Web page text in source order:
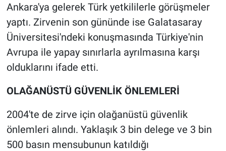
Ankara'ya gelerek Türk yetkililerle görüşmeler
yaptı. Zirvenin son gününde ise Galatasaray
Üniversitesi'ndeki konuşmasında Türkiye'nin
Avrupa ile yapay sınırlarla ayrılmasına karşı
olduklarını ifade etti.
OLAĞANÜSTÜ GÜVENLİK ÖNLEMLERİ
2004'te de zirve için olağanüstü güvenlik
önlemleri alındı. Yaklaşık 3 bin delege ve 3 bin
500 basın mensubunun katıldığı